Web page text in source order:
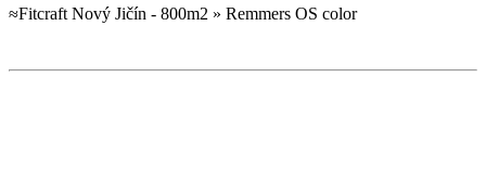
≈Fitcraft Nový Jičín - 800m2 » Remmers OS color